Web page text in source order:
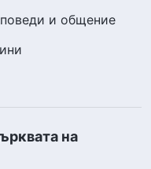
и общение
на